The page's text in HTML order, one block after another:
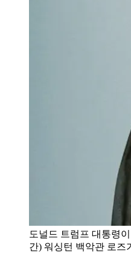
도널드 트럼프 대통령이
간) 워싱턴 백악관 로즈